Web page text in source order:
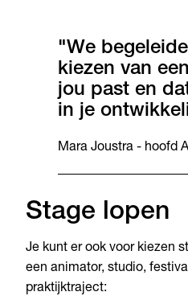
"We
kiezen van
jou past en
in je
Mara Joustra - hoofd
Stage lopen
Je kunt er ook voor kiezen
een animator, studio,
praktijktraject: